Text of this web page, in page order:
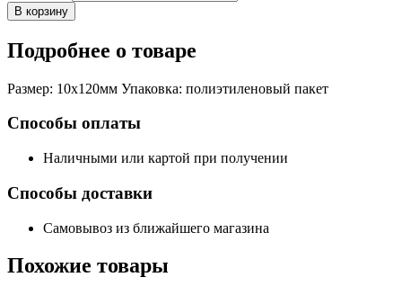
В корзину
Подробнее о товаре
Размер: 10х120мм Упаковка: полиэтиленовый пакет
Способы оплаты
Наличными или картой при получении
Способы доставки
Самовывоз из ближайшего магазина
Похожие товары